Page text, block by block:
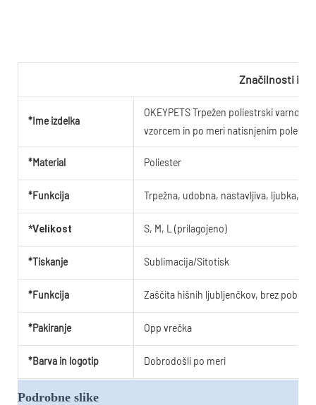
Značilnosti
*Ime izdelka
OKEYPETS Trpežen poliestrski
vzorcem in po meri natisnjenim
*Material Poliester
*Funkcija Trpežna, udobna, nastavljiva, ljubka,
*Velikost S, M, L (prilagojeno)
*Tiskanje Sublimacija/Sitotisk
*Funkcija Zaščita hišnih ljubljenčkov, brez pobega
*Pakiranje Opp vrečka
*Barva in logotip Dobrodošli po meri
Podrobne slike